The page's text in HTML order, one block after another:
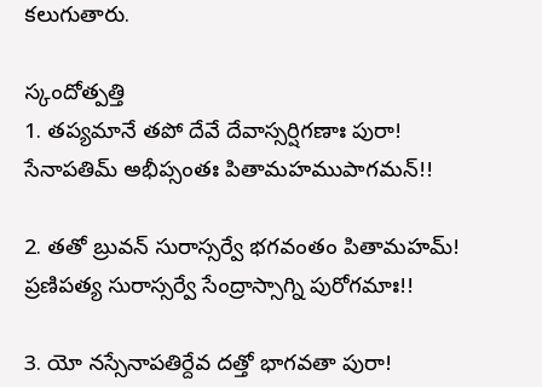
కలుగుతారు.
స్కందోత్పత్తి
1. తప్యమానే తపో దేవే దేవాస్సర్షిగణాః పురా!
సేనాపతిమ్ అభీప్సంతః పితామహముపాగమన్!!
2. తతో బ్రువన్ సురాస్సర్వే భగవంతం పితామహమ్!
ప్రణిపత్య సురాస్సర్వే సేంద్రాస్సాగ్ని పురోగమాః!!
3. యో నస్సేనాపతిర్దేవ దత్తో భాగవతా పురా!